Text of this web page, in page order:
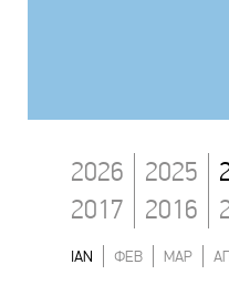
2026 2025
2017
2016
ΙΑΝ ΦΕΒ ΜΑΡ